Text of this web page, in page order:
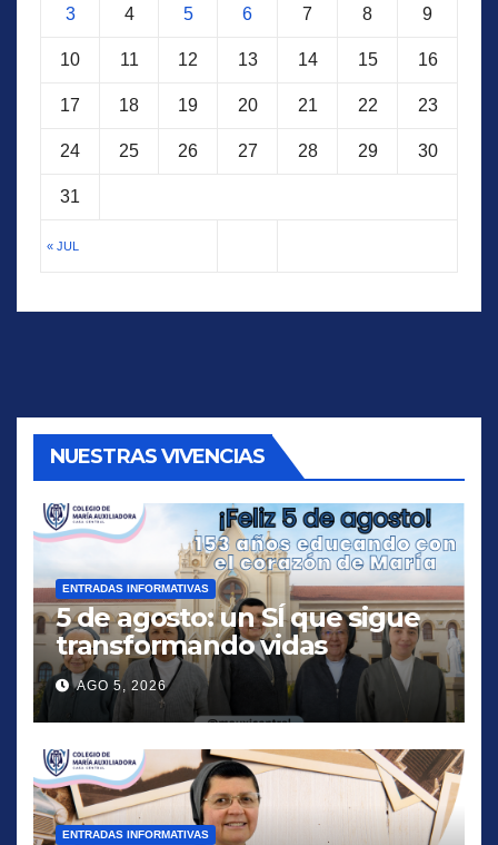
« JUL
3 4 5 6 7 8 9
10 11 12 13 14 15 16
17 18 19 20 21 22 23
24 25 26 27 28 29 30
31
NUESTRAS VIVENCIAS
ENTRADAS INFORMATIVAS
5 de agosto: un SÍ que sigue
transformando vidas
AGO 5, 2026
ENTRADAS INFORMATIVAS